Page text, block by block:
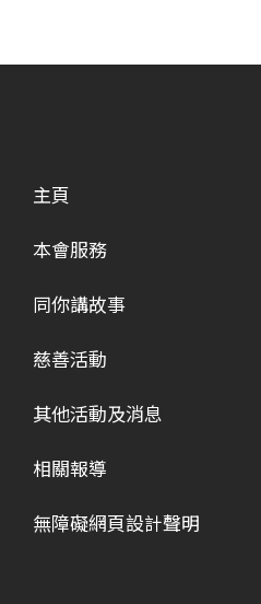
主頁
本會服務
同你講故事
慈善活動
其他活動及消息
相關報導
無障礙網頁設計聲明